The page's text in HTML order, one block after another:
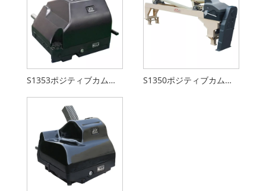
S1353ポジティブカムモーションデバイス S1350ポジティブカムモーションデバイス